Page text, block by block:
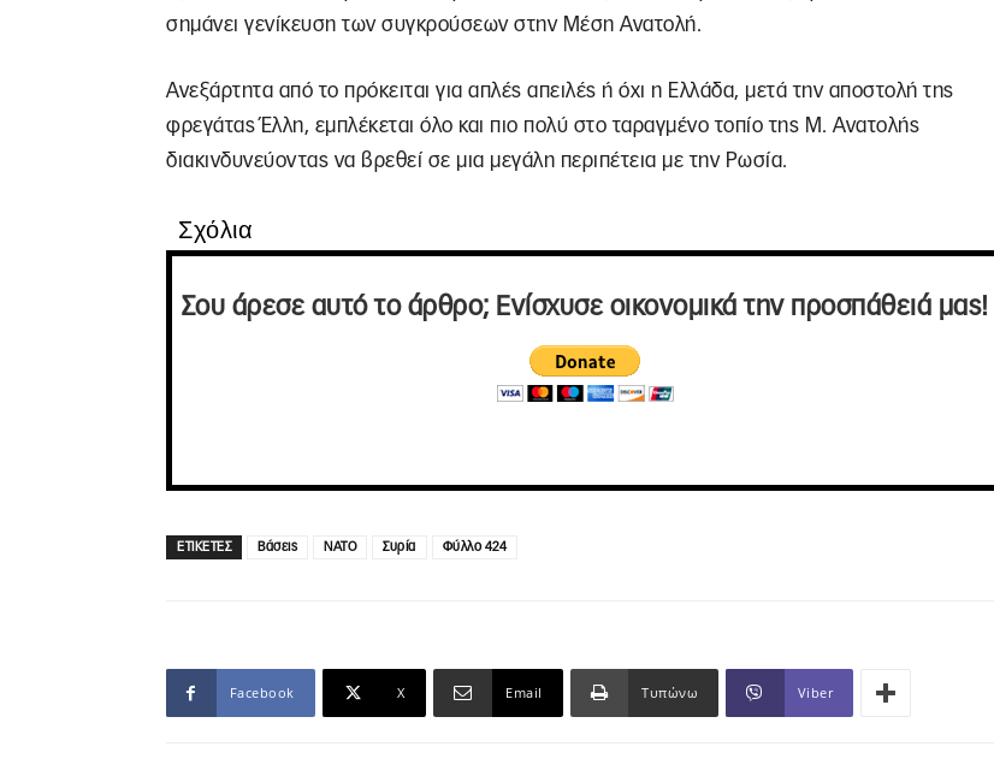
σημάνει γενίκευση των συγκρούσεων στην Μέση Ανατολή.
Ανεξάρτητα από το πρόκειται για απλές απειλές ή όχι η Ελλάδα, μετά την αποστολή της
φρεγάτας Έλλη, εμπλέκεται όλο και πιο πολύ στο ταραγμένο τοπίο της Μ. Ανατολής
διακινδυνεύοντας να βρεθεί σε μια μεγάλη περιπέτεια με την Ρωσία.
Σχόλια
Σου άρεσε αυτό το άρθρο; Ενίσχυσε οικονομικά την προσπάθειά μας!
ΕΤΙΚΕΤΕΣ Βάσεις ΝΑΤΟ Συρία Φύλλο 424
Facebook X Email Τυπώνω Viber